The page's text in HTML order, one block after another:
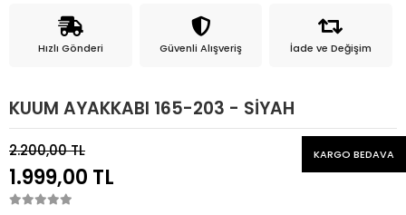
Hızlı Gönderi Güvenli Alışveriş İade ve Değişim
KUUM AYAKKABI 165-203 - SİYAH
2.200,00 TL
1.999,00 TL
KARGO BEDAVA